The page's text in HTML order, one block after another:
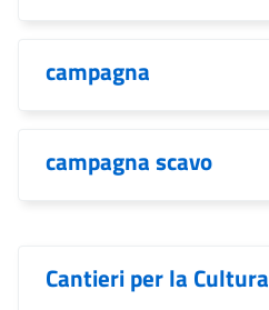
campagna
campagna scavo
Cantieri per la Cultura